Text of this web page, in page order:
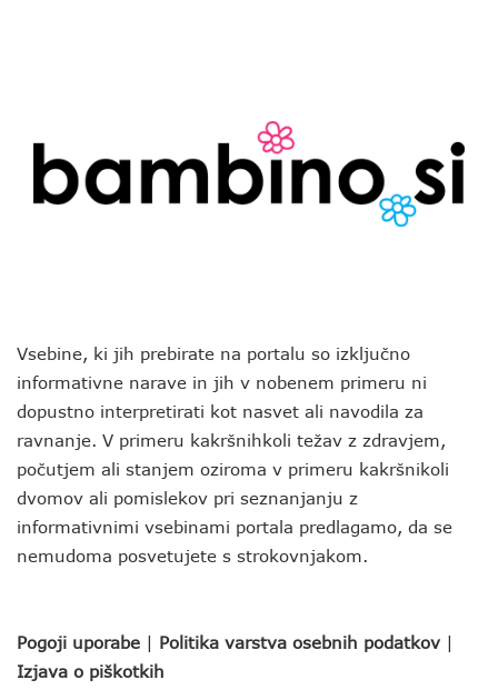
Vsebine, ki jih prebirate na portalu so izključno
informativne narave in jih v nobenem primeru ni
dopustno interpretirati kot nasvet ali navodila za
ravnanje. V primeru kakršnihkoli težav z zdravjem,
počutjem ali stanjem oziroma v primeru kakršnikoli
dvomov ali pomislekov pri seznanjanju z
informativnimi vsebinami portala predlagamo, da se
nemudoma posvetujete s strokovnjakom.
Pogoji uporabe | Politika varstva osebnih podatkov |
Izjava o piškotkih